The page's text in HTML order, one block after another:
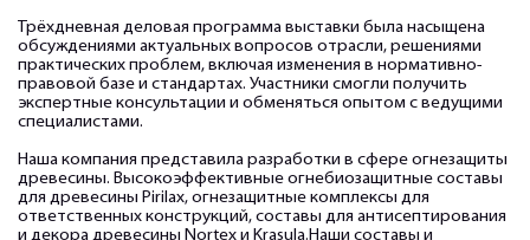
Трёхдневная деловая программа выставки была насыщена
обсуждениями актуальных вопросов отрасли, решениями
практических проблем, включая изменения в нормативно-
правовой базе и стандартах. Участники смогли получить
экспертные консультации и обменяться опытом с ведущими
специалистами.
Наша компания представила разработки в сфере огнезащиты
древесины. Высокоэффективные огнебиозащитные составы
для древесины Pirilax, огнезащитные комплексы для
ответственных конструкций, составы для антисептирования
и декора древесины Nortex и Krasula.Наши составы и